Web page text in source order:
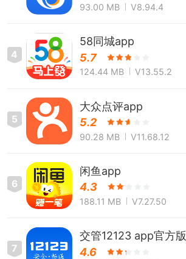
93.00 MB V8.94.4
4
58同城app
5.7
124.44 MB V13.55.2
5
大众点评app
5.2
90.28 MB V11.68.12
6
闲鱼app
4.3
188.11 MB V7.27.50
7
交管12123 app官方版
4.6